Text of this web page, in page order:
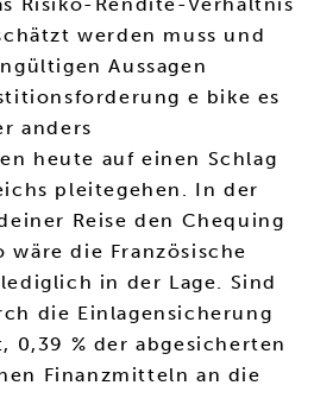
werden muss und
Aussagen
e bike es
anders
heute auf einen Schlag
pleitegehen. In der
Reise den Chequing
die Französische
in der Lage. Sind
die Einlagensicherung
0,39 % der abgesicherten
Finanzmitteln an die